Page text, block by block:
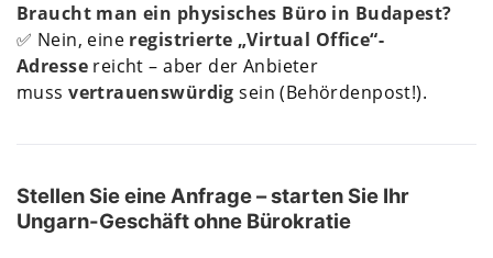
Braucht man ein physisches Büro in Budapest?
✅ Nein, eine registrierte „Virtual Office“-
Adressereicht – aber der Anbieter
mussvertrauenswürdig sein (Behördenpost!).
Stellen Sie eine Anfrage – starten Sie Ihr
Ungarn-Geschäft ohne Bürokratie